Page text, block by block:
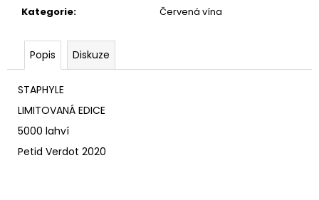
Kategorie: Červená vína
Popis Diskuze
STAPHYLE
LIMITOVANÁ EDICE
5000 lahví
Petid Verdot 2020